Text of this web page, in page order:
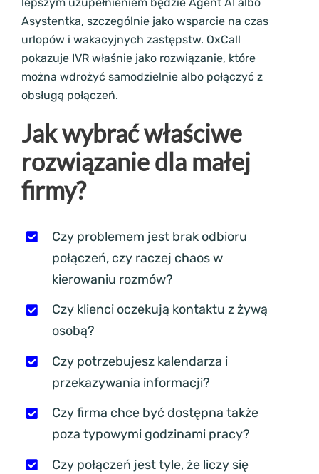
Asystentka, szczególnie jako wsparcie na czas
urlopów i wakacyjnych zastępstw. OxCall
pokazuje IVR właśnie jako rozwiązanie, które
można wdrożyć samodzielnie albo połączyć z
obsługą połączeń.
Jak wybrać właściwe
rozwiązanie dla małej
firmy?
Czy problemem jest brak odbioru
połączeń, czy raczej chaos w
kierowaniu rozmów?
Czy klienci oczekują kontaktu z żywą
osobą?
Czy potrzebujesz kalendarza i
przekazywania informacji?
Czy firma chce być dostępna także
poza typowymi godzinami pracy?
Czy połączeń jest tyle, że liczy się